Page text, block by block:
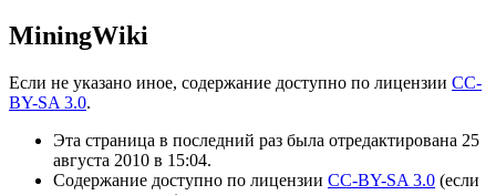
MiningWiki
Если не указано иное, содержание доступно по лицензии CC-
BY-SA 3.0.
Эта страница в последний раз была отредактирована 25
августа 2010 в 15:04.
Содержание доступно по лицензии CC-BY-SA 3.0 (если